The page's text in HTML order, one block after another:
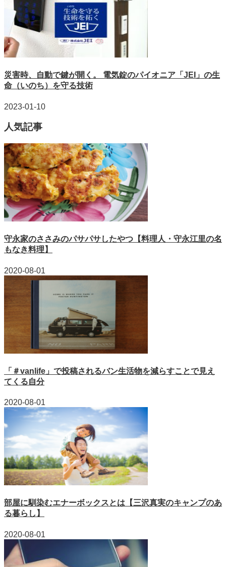
災害時、自動で鍵が開く。 電気錠のパイオニア「JEI」の生
命（いのち）を守る技術
2023-01-10
人気記事
守永家のささみのパサパサしたやつ【料理人・守永江里の名
もなき料理】
2020-08-01
「＃vanlife」で投稿されるバン生活物を減らすことで見え
てくる自分
2020-08-01
部屋に馴染むエナーボックスとは【三沢真実のキャンプのあ
る暮らし】
2020-08-01